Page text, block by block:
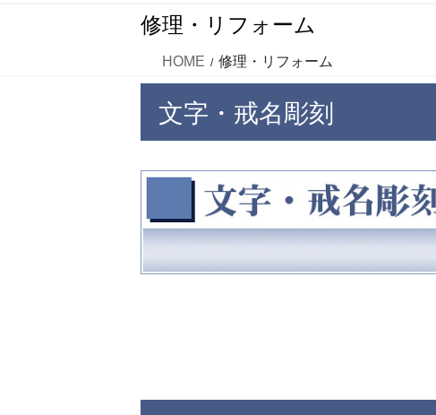
修理・リフォーム
HOME 修理・リフォーム
文字・戒名彫刻